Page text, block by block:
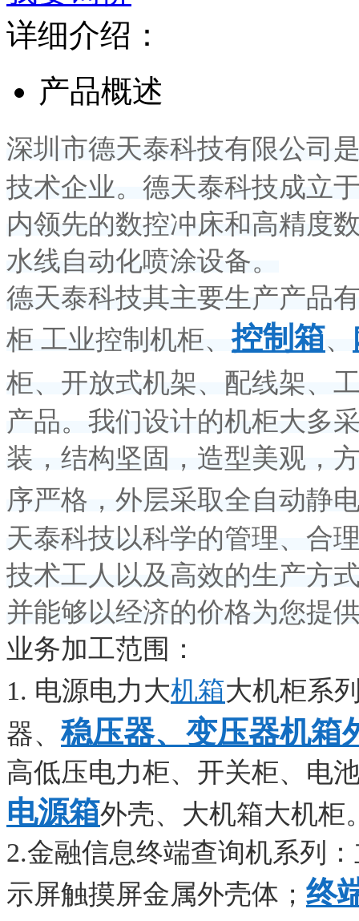
详细介绍：
产品概述
深圳市德天泰科技有限公司
技术企业。德天泰科技成立
内领先的数控冲床和高精度
水线自动化喷涂设备。
德天泰科技其主要生产产品
柜 工业控制机柜、控制箱、
柜、开放式机架、配线架、
产品。我们设计的机柜大多
装，结构坚固，造型美观，
序严格，外层采取全自动静
天泰科技以科学的管理、合
技术工人以及高效的生产方
并能够以经济的价格为您提
业务加工范围：
1. 电源电力大机箱大机柜系
器、稳压器、变压器机箱
高低压电力柜、开关柜、电
电源箱外壳、大机箱大机柜
2.金融信息终端查询机系列
示屏触摸屏金属外壳体； 终